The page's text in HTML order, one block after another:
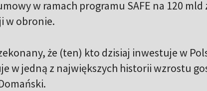
w ramach programu SAFE na 120
w obronie.
że (ten) kto dzisiaj inwestuje w
w jedną z największych historii wzrostu